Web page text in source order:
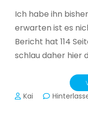
Ich habe ihn
erwarten ist es
Bericht hat 114
schlau daher hier
Kai